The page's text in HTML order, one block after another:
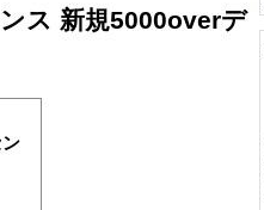
ス 新規5000overデ